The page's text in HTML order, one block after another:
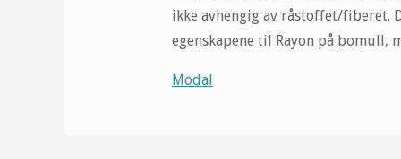
ikke avhengig av råstoffet/fiberet.
egenskapene til Rayon på bomull,
Modal